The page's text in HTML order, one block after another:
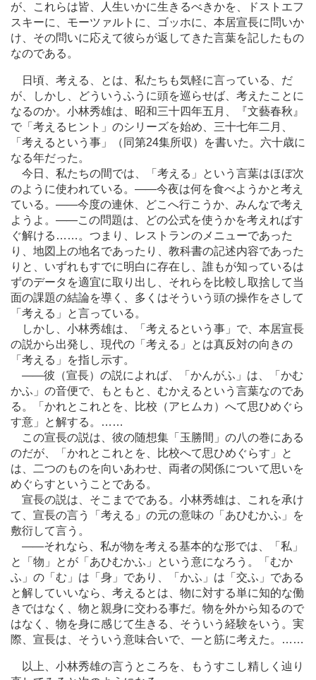
が、これらは皆、人生いかに生きるべきかを、ドストエフ
スキーに、モーツァルトに、ゴッホに、本居宣長に問いか
け、その問いに応えて彼らが返してきた言葉を記したもの
なのである。
日頃、考える、とは、私たちも気軽に言っている、だ
が、しかし、どういうふうに頭を巡らせば、考えたことに
なるのか。小林秀雄は、昭和三十四年五月、『文藝春秋』
で「考えるヒント」のシリーズを始め、三十七年二月、
「考えるという事」（同第24集所収）を書いた。六十歳に
なる年だった。
今日、私たちの間では、「考える」という言葉はほぼ次
のように使われている。 ――今夜は何を食べようかと考え
ている。 ――今度の連休、どこへ行こうか、みんなで考え
ようよ。 ――この問題は、どの公式を使うかを考えればす
ぐ解ける … …。つまり、レストランのメニューであった
り、地図上の地名であったり、教科書の記述内容であった
りと、いずれもすでに明白に存在し、誰もが知っているは
ずのデータを適宜に取り出し、それらを比較し取捨して当
面の課題の結論を導く、多くはそういう頭の操作をさして
「考える」と言っている。
しかし、小林秀雄は、「考えるという事」で、本居宣長
の説から出発し、現代の「考える」とは真反対の向きの
「考える」を指し示す。
――彼（宣長）の説によれば、「かんがふ」は、「かむ
かふ」の音便で、もともと、むかえるという言葉なのであ
る。「かれとこれとを、比校（アヒムカ）へて思ひめぐら
す意」と解する。
… …
この宣長の説は、彼の随想集「玉勝間」の八の巻にある
のだが、「かれとこれとを、比校へて思ひめぐらす」と
は、二つのものを向いあわせ、両者の関係について思いを
めぐらすということである。
宣長の説は、そこまでである。小林秀雄は、これを承け
て、宣長の言う「考える」の元の意味の「あひむかふ」を
敷衍して言う。
――それなら、私が物を考える基本的な形では、「私」
と「物」とが「あひむかふ」という意になろう。「むか
ふ」の「む」は「身」であり、「かふ」は「交ふ」である
と解していいなら、考えるとは、物に対する単に知的な働
きではなく、物と親身に交わる事だ。物を外から知るので
はなく、物を身に感じて生きる、そういう経験をいう。実
際、宣長は、そういう意味合いで、一と筋に考えた。
… …
以上、小林秀雄の言うところを、もうすこし精しく辿り